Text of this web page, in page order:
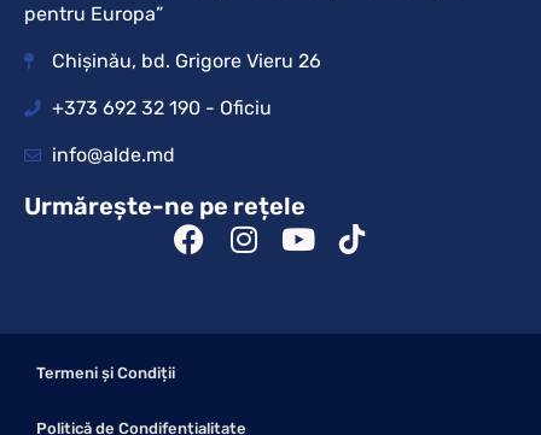
pentru Europa”
Chișinău, bd. Grigore Vieru 26
+373 692 32 190 - Oficiu
info@alde.md
Urmărește-ne pe rețele
Termeni și Condiții
Politică de Condifențialitate